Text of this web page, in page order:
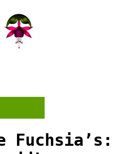
Fuchsia’s: